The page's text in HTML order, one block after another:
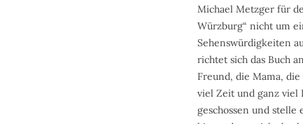
Michael Metzger für
Würzburg“ nicht um
Sehenswürdigkeiten
richtet sich das Buch
Freund, die Mama,
viel Zeit und ganz viel
geschossen und